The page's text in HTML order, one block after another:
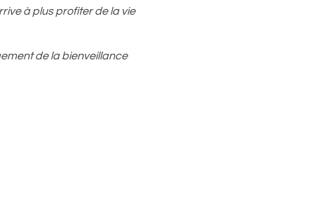
à plus profiter de la vie
de la bienveillance